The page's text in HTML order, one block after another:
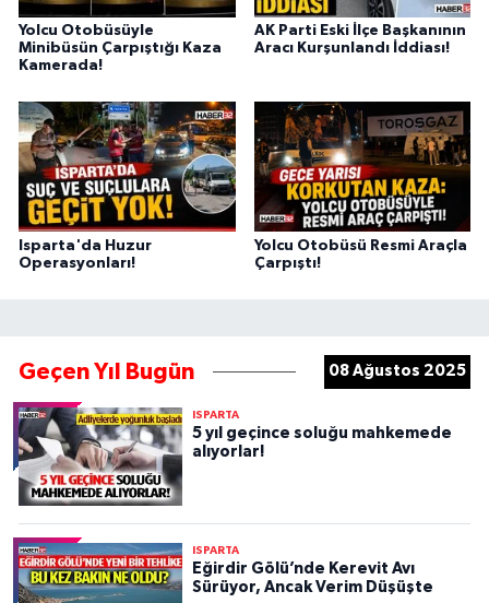
Yolcu Otobüsüyle
Minibüsün Çarpıştığı Kaza
Kamerada!
AK Parti Eski İlçe Başkanının
Aracı Kurşunlandı İddiası!
Isparta'da Huzur
Operasyonları!
Yolcu Otobüsü Resmi Araçla
Çarpıştı!
Geçen Yıl Bugün 08 Ağustos 2025
ISPARTA
5 yıl geçince soluğu mahkemede
alıyorlar!
ISPARTA
Eğirdir Gölü’nde Kerevit Avı
Sürüyor, Ancak Verim Düşüşte